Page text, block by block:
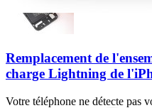
Remplacement de
charge Lightning de
Votre téléphone ne détecte pas